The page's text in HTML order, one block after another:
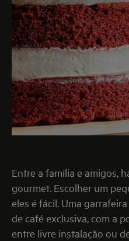
Entre a família e amigos, há certamente um paladar
gourmet. Escolher um
eles é fácil. Uma
de café exclusiva, com a
entre livre instalação ou